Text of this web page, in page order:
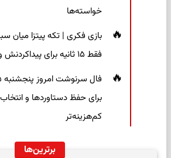
خواسته‌ها
بازی فکری | تکه پیتزا میان
فقط ۱۵ ثانیه برای پیداکردنش وقت دارید
برای حفظ دستاوردها و
کم‌هزینه‌تر
برترین‌ها